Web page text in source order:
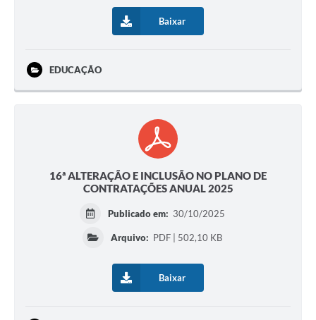
Baixar
EDUCAÇÃO
16ª ALTERAÇÃO E INCLUSÃO NO PLANO DE
CONTRATAÇÕES ANUAL 2025
Publicado em: 30/10/2025
Arquivo: PDF | 502,10 KB
Baixar